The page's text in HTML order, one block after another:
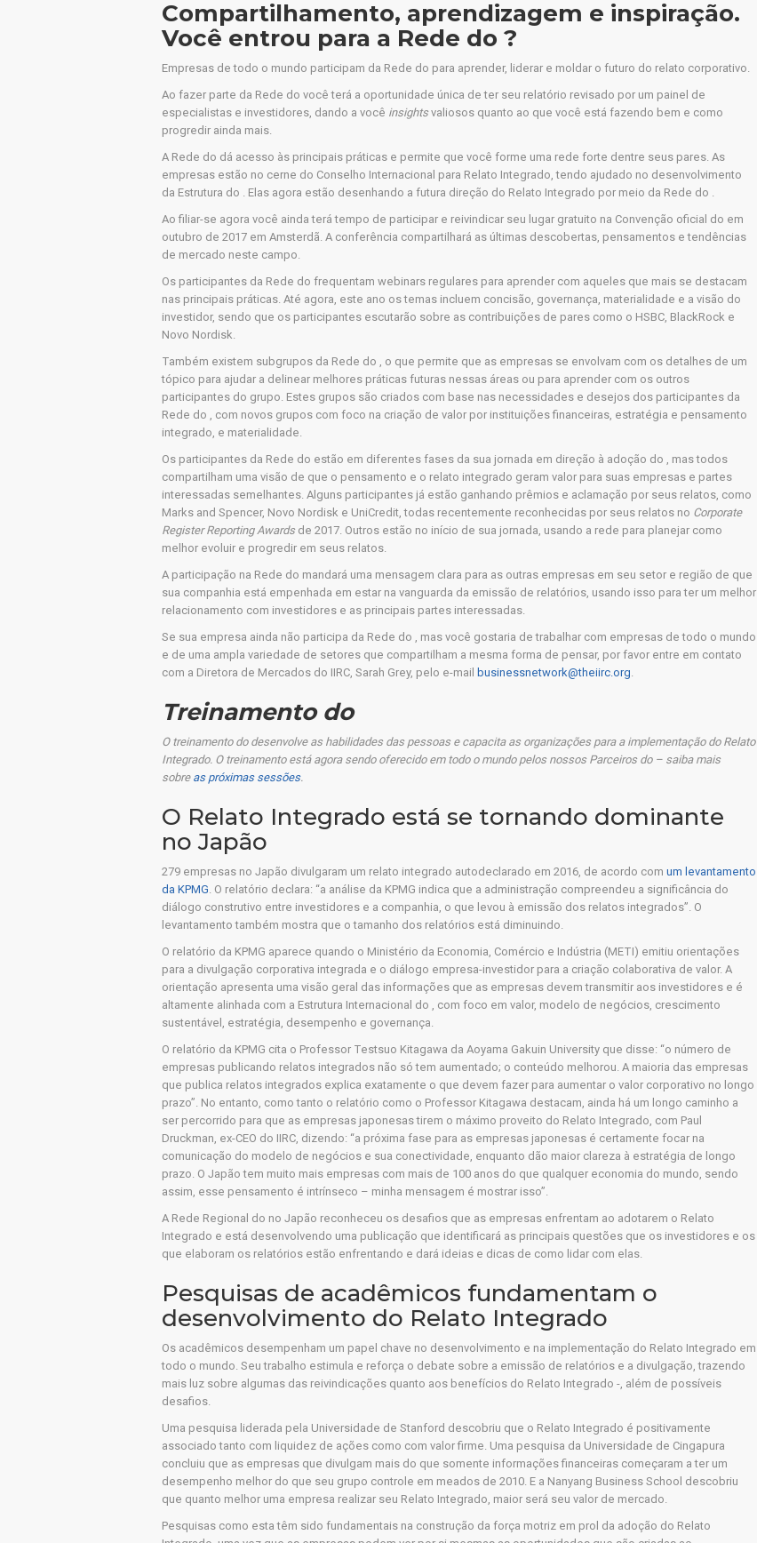
Compartilhamento, aprendizagem e inspiração.
Você entrou para a Rede do ?
Empresas de todo o mundo participam da Rede do para aprender, liderar e moldar o futuro do relato corporativo.
Ao fazer parte da Rede do você terá a oportunidade única de ter seu relatório revisado por um painel de
especialistas e investidores, dando a você insightsvaliosos quanto ao que você está fazendo bem e como
progredir ainda mais.
A Rede do dá acesso às principais práticas e permite que você forme uma rede forte dentre seus pares. As
empresas estão no cerne do Conselho Internacional para Relato Integrado, tendo ajudado no desenvolvimento
da Estrutura do . Elas agora estão desenhando a futura direção do Relato Integrado por meio da Rede do .
Ao filiar-se agora você ainda terá tempo de participar e reivindicar seu lugar gratuito na Convenção oficial do em
outubro de 2017 em Amsterdã. A conferência compartilhará as últimas descobertas, pensamentos e tendências
de mercado neste campo.
Os participantes da Rede do frequentam webinars regulares para aprender com aqueles que mais se destacam
nas principais práticas. Até agora, este ano os temas incluem concisão, governança, materialidade e a visão do
investidor, sendo que os participantes escutarão sobre as contribuições de pares como o HSBC, BlackRock e
Novo Nordisk.
Também existem subgrupos da Rede do , o que permite que as empresas se envolvam com os detalhes de um
tópico para ajudar a delinear melhores práticas futuras nessas áreas ou para aprender com os outros
participantes do grupo. Estes grupos são criados com base nas necessidades e desejos dos participantes da
Rede do , com novos grupos com foco na criação de valor por instituições financeiras, estratégia e pensamento
integrado, e materialidade.
Os participantes da Rede do estão em diferentes fases da sua jornada em direção à adoção do , mas todos
compartilham uma visão de que o pensamento e o relato integrado geram valor para suas empresas e partes
interessadas semelhantes. Alguns participantes já estão ganhando prêmios e aclamação por seus relatos, como
Marks and Spencer, Novo Nordisk e UniCredit, todas recentemente reconhecidas por seus relatos no Corporate
Register Reporting Awardsde 2017. Outros estão no início de sua jornada, usando a rede para planejar como
melhor evoluir e progredir em seus relatos.
A participação na Rede do mandará uma mensagem clara para as outras empresas em seu setor e região de que
sua companhia está empenhada em estar na vanguarda da emissão de relatórios, usando isso para ter um melhor
relacionamento com investidores e as principais partes interessadas.
Se sua empresa ainda não participa da Rede do , mas você gostaria de trabalhar com empresas de todo o mundo
e de uma ampla variedade de setores que compartilham a mesma forma de pensar, por favor entre em contato
com a Diretora de Mercados do IIRC, Sarah Grey, pelo e-mail businessnetwork@theiirc.org.
Treinamento do
O treinamento do desenvolve as habilidades das pessoas e capacita as organizações para a implementação do Relato
Integrado. O treinamento está agora sendo oferecido em todo o mundo pelos nossos Parceiros do – saiba mais
sobre as próximas sessões.
O Relato Integrado está se tornando dominante
no Japão
279 empresas no Japão divulgaram um relato integrado autodeclarado em 2016, de acordo com um levantamento
da KPMG. O relatório declara: “a análise da KPMG indica que a administração compreendeu a significância do
diálogo construtivo entre investidores e a companhia, o que levou à emissão dos relatos integrados”. O
levantamento também mostra que o tamanho dos relatórios está diminuindo.
O relatório da KPMG aparece quando o Ministério da Economia, Comércio e Indústria (METI) emitiu orientações
para a divulgação corporativa integrada e o diálogo empresa-investidor para a criação colaborativa de valor. A
orientação apresenta uma visão geral das informações que as empresas devem transmitir aos investidores e é
altamente alinhada com a Estrutura Internacional do , com foco em valor, modelo de negócios, crescimento
sustentável, estratégia, desempenho e governança.
O relatório da KPMG cita o Professor Testsuo Kitagawa da Aoyama Gakuin University que disse: “o número de
empresas publicando relatos integrados não só tem aumentado; o conteúdo melhorou. A maioria das empresas
que publica relatos integrados explica exatamente o que devem fazer para aumentar o valor corporativo no longo
prazo”. No entanto, como tanto o relatório como o Professor Kitagawa destacam, ainda há um longo caminho a
ser percorrido para que as empresas japonesas tirem o máximo proveito do Relato Integrado, com Paul
Druckman, ex-CEO do IIRC, dizendo: “a próxima fase para as empresas japonesas é certamente focar na
comunicação do modelo de negócios e sua conectividade, enquanto dão maior clareza à estratégia de longo
prazo. O Japão tem muito mais empresas com mais de 100 anos do que qualquer economia do mundo, sendo
assim, esse pensamento é intrínseco – minha mensagem é mostrar isso”.
A Rede Regional do no Japão reconheceu os desafios que as empresas enfrentam ao adotarem o Relato
Integrado e está desenvolvendo uma publicação que identificará as principais questões que os investidores e os
que elaboram os relatórios estão enfrentando e dará ideias e dicas de como lidar com elas.
Pesquisas de acadêmicos fundamentam o
desenvolvimento do Relato Integrado
Os acadêmicos desempenham um papel chave no desenvolvimento e na implementação do Relato Integrado em
todo o mundo. Seu trabalho estimula e reforça o debate sobre a emissão de relatórios e a divulgação, trazendo
mais luz sobre algumas das reivindicações quanto aos benefícios do Relato Integrado -, além de possíveis
desafios.
Uma pesquisa liderada pela Universidade de Stanford descobriu que o Relato Integrado é positivamente
associado tanto com liquidez de ações como com valor firme. Uma pesquisa da Universidade de Cingapura
concluiu que as empresas que divulgam mais do que somente informações financeiras começaram a ter um
desempenho melhor do que seu grupo controle em meados de 2010. E a Nanyang Business School descobriu
que quanto melhor uma empresa realizar seu Relato Integrado, maior será seu valor de mercado.
Pesquisas como esta têm sido fundamentais na construção da força motriz em prol da adoção do Relato